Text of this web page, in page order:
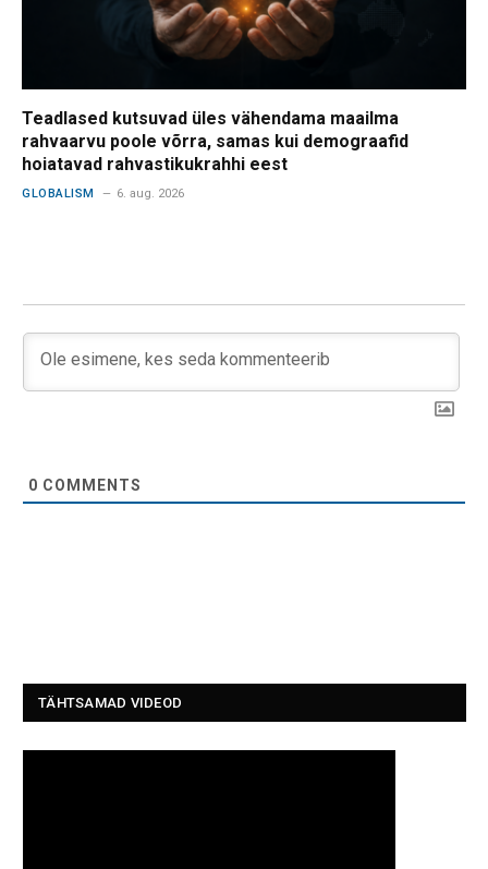
Teadlased kutsuvad üles vähendama maailma
rahvaarvu poole võrra, samas kui demograafid
hoiatavad rahvastikukrahhi eest
GLOBALISM 6. aug. 2026
0 COMMENTS
TÄHTSAMAD VIDEOD